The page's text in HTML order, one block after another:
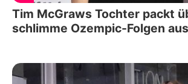
Tim McGraws Tochter packt
schlimme Ozempic-Folgen aus